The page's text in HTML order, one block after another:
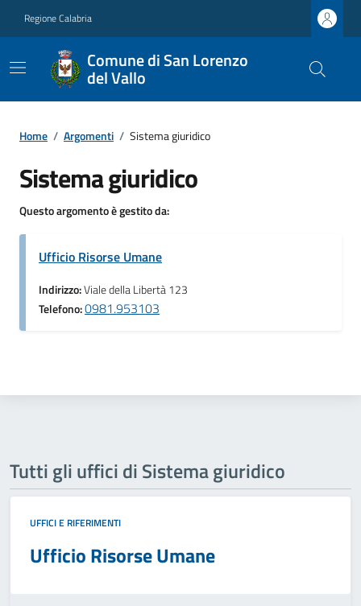
Regione Calabria
Comune di San Lorenzo
del Vallo
Home / Argomenti / Sistema giuridico
Sistema giuridico
Questo argomento è gestito da:
Ufficio Risorse Umane
Indirizzo:Viale della Libertà 123
Telefono:0981.953103
Tutti gli uffici di Sistema giuridico
UFFICI E RIFERIMENTI
Ufficio Risorse Umane